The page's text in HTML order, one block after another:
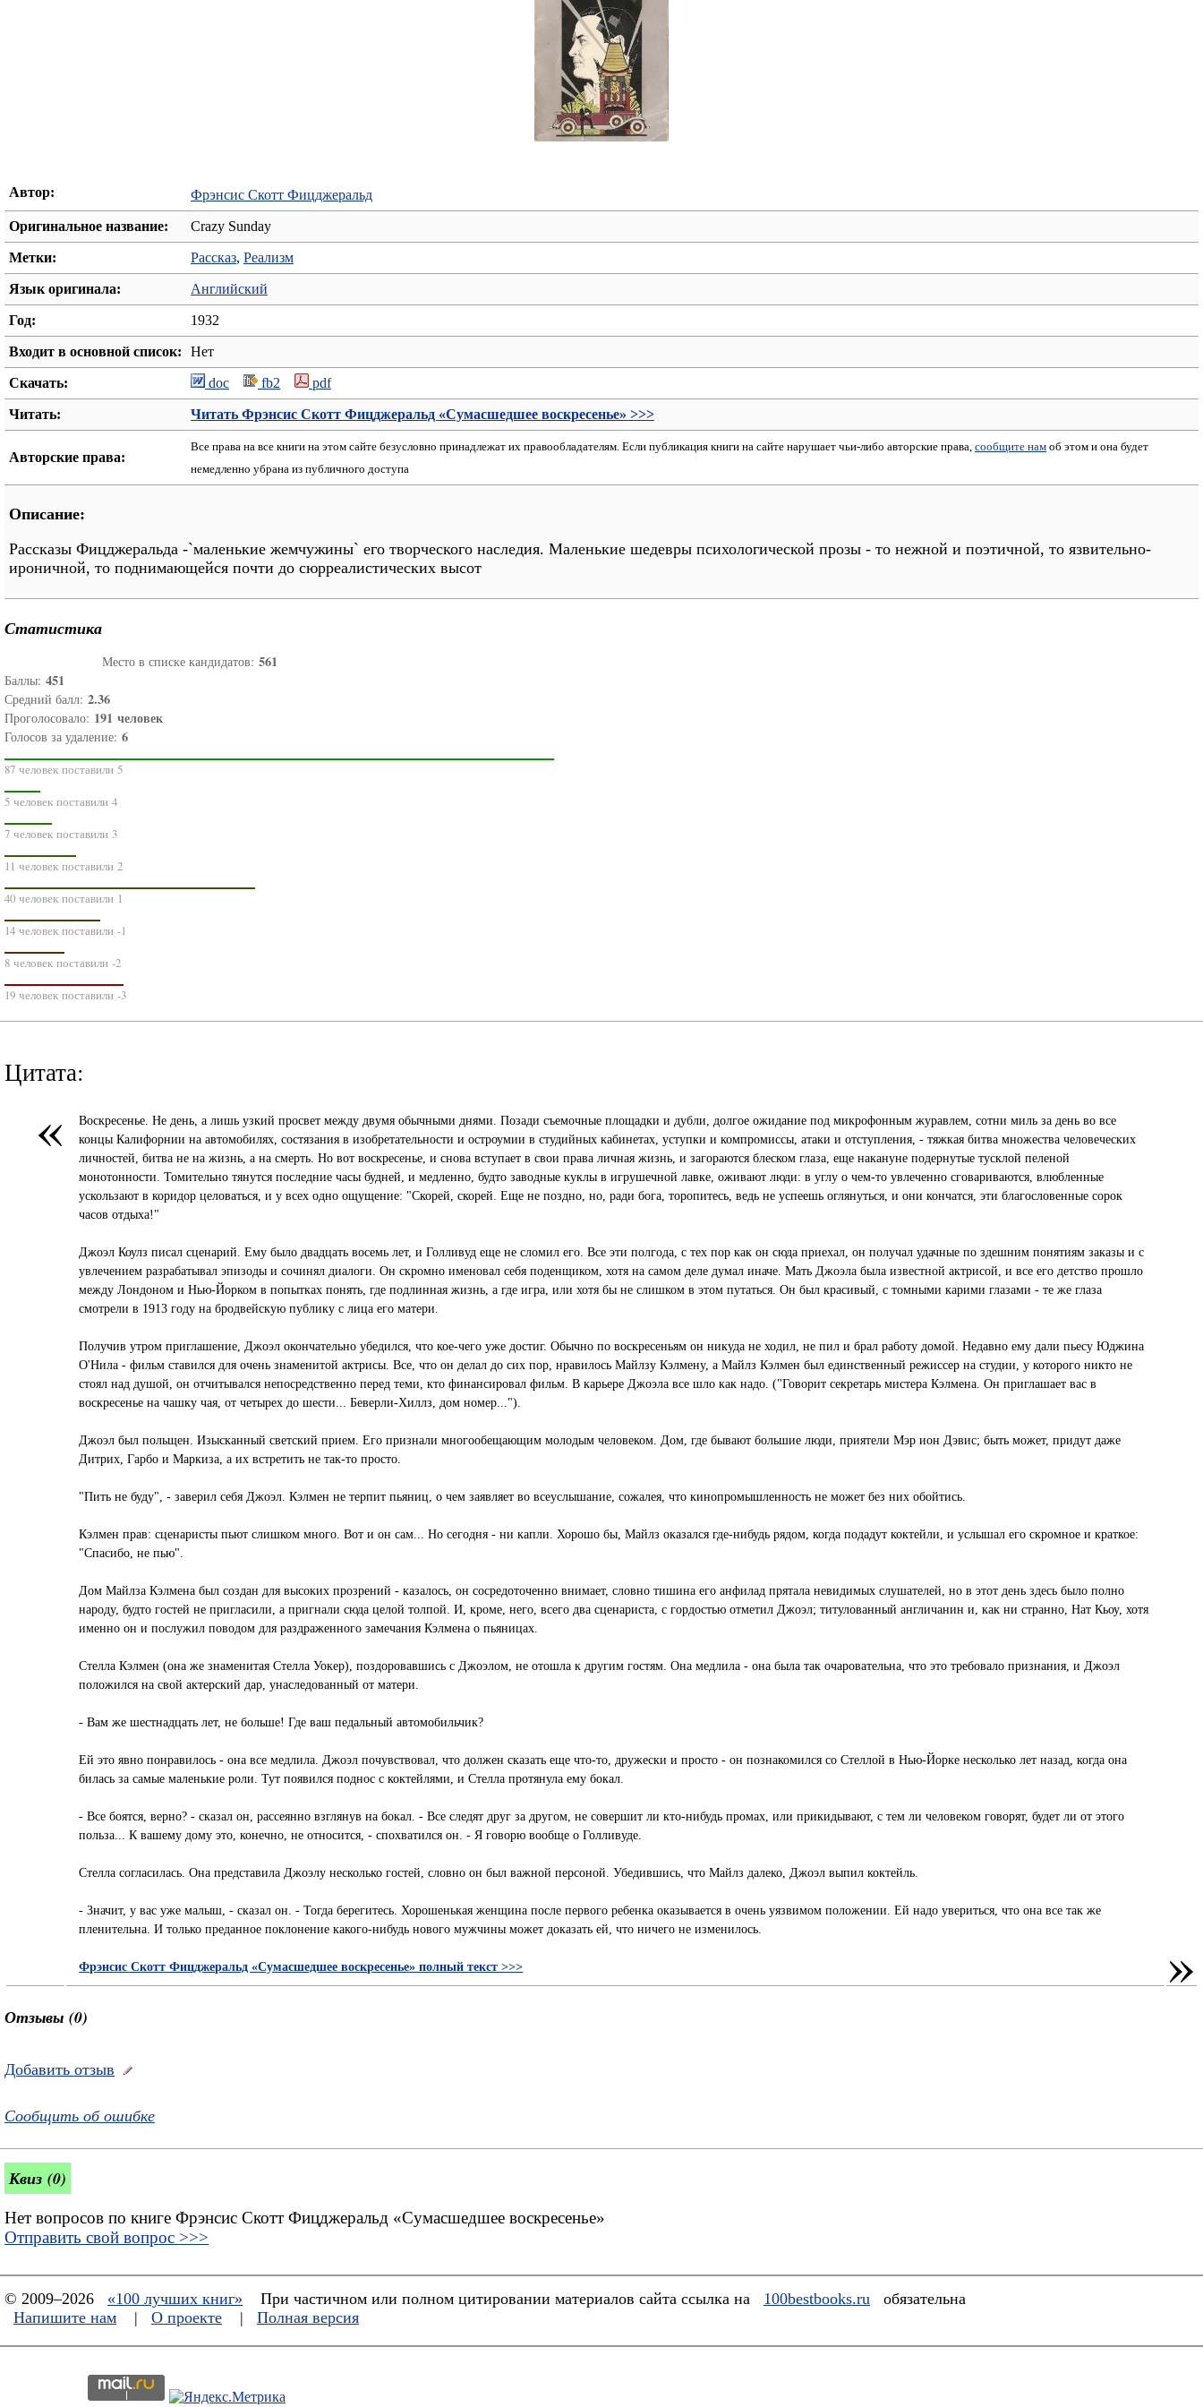
Автор: Фрэнсис Скотт Фицджеральд
Оригинальное название: Crazy Sunday
Метки: Рассказ, Реализм
Язык оригинала: Английский
Год: 1932
Входит в основной список: Нет
Скачать: doc fb2 pdf
Читать: Читать Фрэнсис Скотт Фицджеральд «Сумасшедшее воскресенье» >>>
Авторские права:
Все права на все книги на этом сайте безусловно принадлежат их правообладателям. Если публикация книги на сайте нарушает чьи-либо авторские права, сообщите нам об этом и она будет
немедленно убрана из публичного доступа
Описание:
Рассказы Фицджеральда -`маленькие жемчужины` его творческого наследия. Маленькие шедевры психологической прозы - то нежной и поэтичной, то язвительно-
ироничной, то поднимающейся почти до сюрреалистических высот
Статистика
Место в списке кандидатов: 561
Баллы: 451
Средний балл: 2.36
Проголосовало: 191 человек
Голосов за удаление: 6
87 человек поставили 5
5 человек поставили 4
7 человек поставили 3
11 человек поставили 2
40 человек поставили 1
14 человек поставили -1
8 человек поставили -2
19 человек поставили -3
Цитата:
«
Воскресенье. Не день, а лишь узкий просвет между двумя обычными днями. Позади съемочные площадки и дубли, долгое ожидание под микрофонным журавлем, сотни миль за день во все
концы Калифорнии на автомобилях, состязания в изобретательности и остроумии в студийных кабинетах, уступки и компромиссы, атаки и отступления, - тяжкая битва множества человеческих
личностей, битва не на жизнь, а на смерть. Но вот воскресенье, и снова вступает в свои права личная жизнь, и загораются блеском глаза, еще накануне подернутые тусклой пеленой
монотонности. Томительно тянутся последние часы будней, и медленно, будто заводные куклы в игрушечной лавке, оживают люди: в углу о чем-то увлеченно сговариваются, влюбленные
ускользают в коридор целоваться, и у всех одно ощущение: "Скорей, скорей. Еще не поздно, но, ради бога, торопитесь, ведь не успеешь оглянуться, и они кончатся, эти благословенные сорок
часов отдыха!"
Джоэл Коулз писал сценарий. Ему было двадцать восемь лет, и Голливуд еще не сломил его. Все эти полгода, с тех пор как он сюда приехал, он получал удачные по здешним понятиям заказы и с
увлечением разрабатывал эпизоды и сочинял диалоги. Он скромно именовал себя поденщиком, хотя на самом деле думал иначе. Мать Джоэла была известной актрисой, и все его детство прошло
между Лондоном и Нью-Йорком в попытках понять, где подлинная жизнь, а где игра, или хотя бы не слишком в этом путаться. Он был красивый, с томными карими глазами - те же глаза
смотрели в 1913 году на бродвейскую публику с лица его матери.
Получив утром приглашение, Джоэл окончательно убедился, что кое-чего уже достиг. Обычно по воскресеньям он никуда не ходил, не пил и брал работу домой. Недавно ему дали пьесу Юджина
О'Нила - фильм ставился для очень знаменитой актрисы. Все, что он делал до сих пор, нравилось Майлзу Кэлмену, а Майлз Кэлмен был единственный режиссер на студии, у которого никто не
стоял над душой, он отчитывался непосредственно перед теми, кто финансировал фильм. В карьере Джоэла все шло как надо. ("Говорит секретарь мистера Кэлмена. Он приглашает вас в
воскресенье на чашку чая, от четырех до шести... Беверли-Хиллз, дом номер...").
Джоэл был польщен. Изысканный светский прием. Его признали многообещающим молодым человеком. Дом, где бывают большие люди, приятели Мэр ион Дэвис; быть может, придут даже
Дитрих, Гарбо и Маркиза, а их встретить не так-то просто.
"Пить не буду", - заверил себя Джоэл. Кэлмен не терпит пьяниц, о чем заявляет во всеуслышание, сожалея, что кинопромышленность не может без них обойтись.
Кэлмен прав: сценаристы пьют слишком много. Вот и он сам... Но сегодня - ни капли. Хорошо бы, Майлз оказался где-нибудь рядом, когда подадут коктейли, и услышал его скромное и краткое:
"Спасибо, не пью".
Дом Майлза Кэлмена был создан для высоких прозрений - казалось, он сосредоточенно внимает, словно тишина его анфилад прятала невидимых слушателей, но в этот день здесь было полно
народу, будто гостей не пригласили, а пригнали сюда целой толпой. И, кроме, него, всего два сценариста, с гордостью отметил Джоэл; титулованный англичанин и, как ни странно, Нат Кьоу, хотя
именно он и послужил поводом для раздраженного замечания Кэлмена о пьяницах.
Стелла Кэлмен (она же знаменитая Стелла Уокер), поздоровавшись с Джоэлом, не отошла к другим гостям. Она медлила - она была так очаровательна, что это требовало признания, и Джоэл
положился на свой актерский дар, унаследованный от матери.
- Вам же шестнадцать лет, не больше! Где ваш педальный автомобильчик?
Ей это явно понравилось - она все медлила. Джоэл почувствовал, что должен сказать еще что-то, дружески и просто - он познакомился со Стеллой в Нью-Йорке несколько лет назад, когда она
билась за самые маленькие роли. Тут появился поднос с коктейлями, и Стелла протянула ему бокал.
- Все боятся, верно? - сказал он, рассеянно взглянув на бокал. - Все следят друг за другом, не совершит ли кто-нибудь промах, или прикидывают, с тем ли человеком говорят, будет ли от этого
польза... К вашему дому это, конечно, не относится, - спохватился он. - Я говорю вообще о Голливуде.
Стелла согласилась. Она представила Джоэлу несколько гостей, словно он был важной персоной. Убедившись, что Майлз далеко, Джоэл выпил коктейль.
- Значит, у вас уже малыш, - сказал он. - Тогда берегитесь. Хорошенькая женщина после первого ребенка оказывается в очень уязвимом положении. Ей надо увериться, что она все так же
пленительна. И только преданное поклонение какого-нибудь нового мужчины может доказать ей, что ничего не изменилось.
Фрэнсис Скотт Фицджеральд «Сумасшедшее воскресенье» полный текст >>> »
Отзывы (0)
Добавить отзыв
Сообщить об ошибке
Квиз (0)
Нет вопросов по книге Фрэнсис Скотт Фицджеральд «Сумасшедшее воскресенье»
Отправить свой вопрос >>>
© 2009–2026 «100 лучших книг» При частичном или полном цитировании материалов сайта ссылка на 100bestbooks.ru
обязательна
Напишите нам
| О проекте | Полная версия